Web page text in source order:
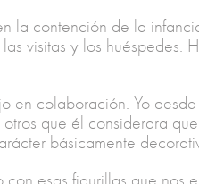
la contención de la
visitas y los huéspedes.
en colaboración. Yo
que él considerara
básicamente